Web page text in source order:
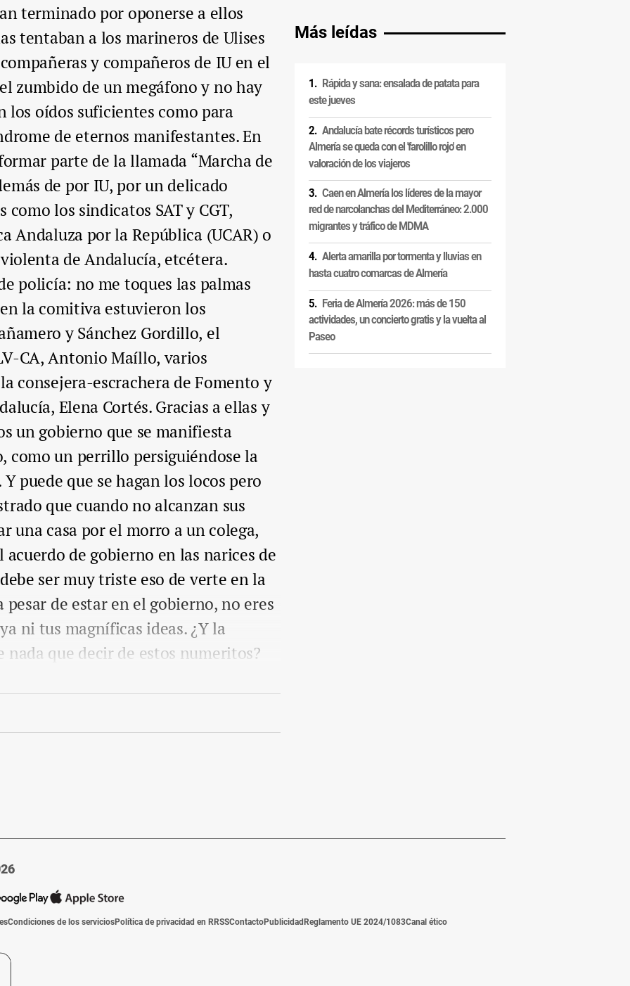
terminado por oponerse a ellos
tentaban a los marineros de Ulises
y compañeros de IU en el
zumbido de un megáfono y no hay
los oídos suficientes como para
de eternos manifestantes. En
parte de la llamada “Marcha de
de por IU, por un delicado
los sindicatos SAT y CGT,
Andaluza por la República (UCAR) o
de Andalucía, etcétera.
policía: no me toques las palmas
la comitiva estuvieron los
y Sánchez Gordillo, el
CA, Antonio Maíllo, varios
consejera-escrachera de Fomento y
Elena Cortés. Gracias a ellas y
un gobierno que se manifiesta
como un perrillo persiguiéndose la
puede que se hagan los locos pero
que cuando no alcanzan sus
una casa por el morro a un colega,
de gobierno en las narices de
ser muy triste eso de verte en la
de estar en el gobierno, no eres
ni tus magníficas ideas. ¿Y la
que decir de estos numeritos?
Más leídas
Rápida y sana: ensalada de patata para
este jueves
Andalucía bate récords turísticos pero
Almería se queda con el 'farolillo rojo' en
valoración de los viajeros
Caen en Almería los líderes de la mayor
red de narcolanchas del Mediterráneo: 2.000
migrantes y tráfico de MDMA
Alerta amarilla por tormenta y lluvias en
hasta cuatro comarcas de Almería
Feria de Almería 2026: más de 150
actividades, un concierto gratis y la vuelta al
Paseo
Condiciones de los serviciosPolítica de privacidad en RRSSContactoPublicidadReglamento UE 2024/1083Canal ético